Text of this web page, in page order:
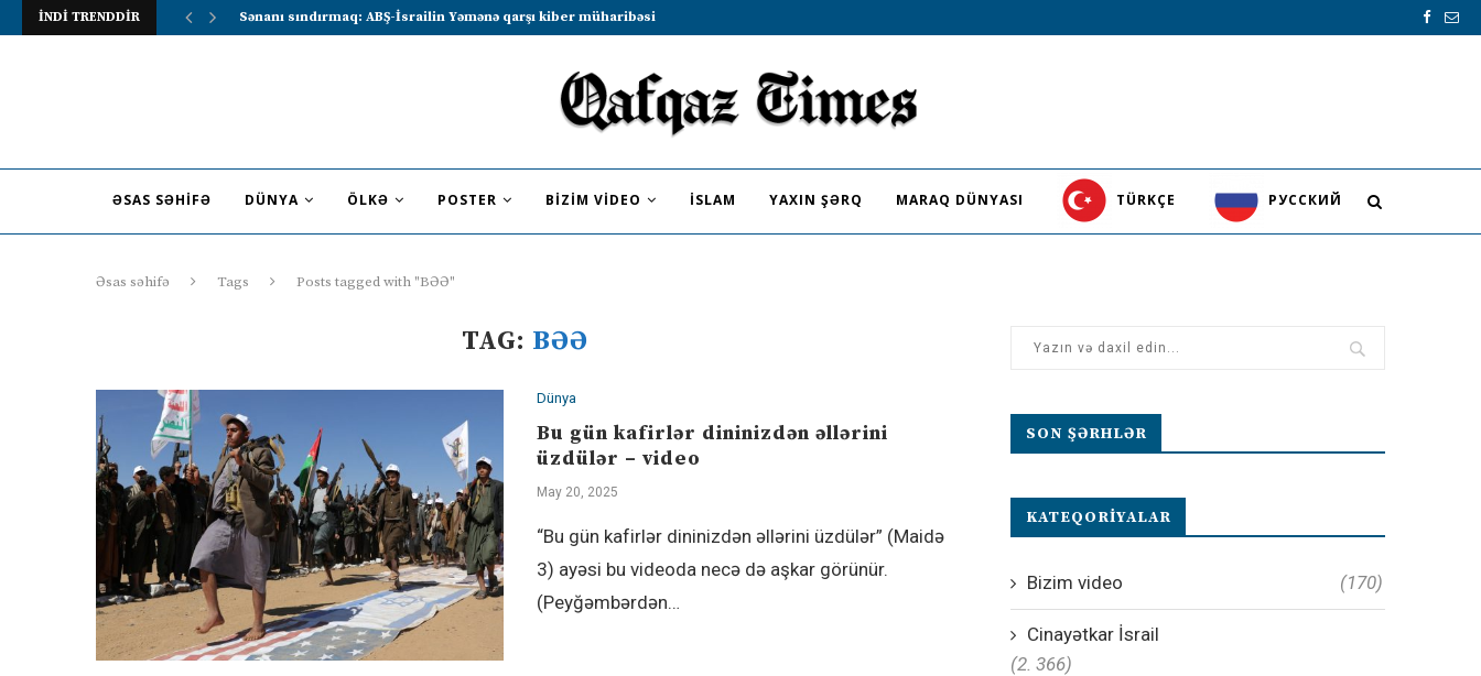
İNDİ TRENDDİR
Lavrov Suriya prezidentini Rusiya–Ərəb sammitində iştirak etməyə dəvət...
ƏSAS SƏHIFƏ DÜNYA ÖLKƏ POSTER BIZIM VIDEO İSLAM YAXIN ŞƏRQ MARAQ DÜNYASI TÜRKÇE PУССКИЙ
Əsas səhifə Tags Posts tagged with "BƏƏ"
TAG: BƏƏ
Dünya
Bu gün kafirlər dininizdən əllərini
üzdülər – video
May 20, 2025
“Bu gün kafirlər dininizdən əllərini üzdülər” (Maidə
3) ayəsi bu videoda necə də aşkar görünür.
(Peyğəmbərdən…
SON ŞƏRHLƏR
KATEQORIYALAR
Bizim video (170)
Cinayətkar İsrail
(2. 366)